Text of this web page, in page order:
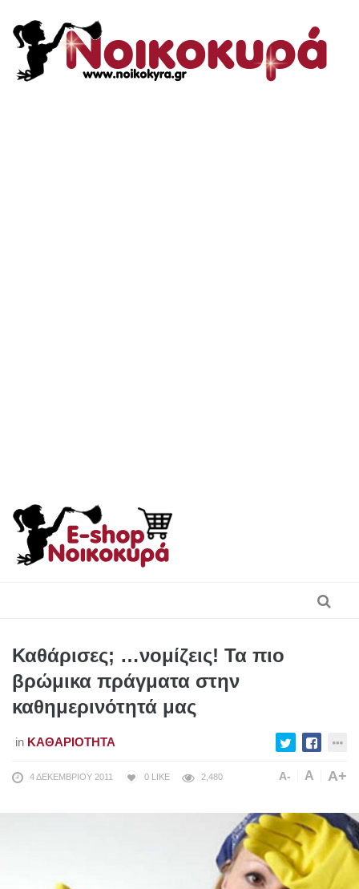
Καθάρισες; …νομίζεις! Τα πιο
βρώμικα πράγματα στην
καθημερινότητά μας
in ΚΑΘΑΡΙΌΤΗΤΑ
4 ΔΕΚΕΜΒΡΊΟΥ 2011 0 LIKE 2,480 A- A A+